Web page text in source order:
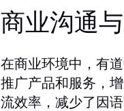
商业沟通
在商业环境中，有
推广产品和服务，
流效率，减少了因